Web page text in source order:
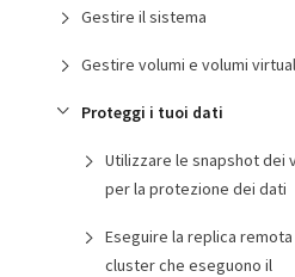
Gestire il sistema
Gestire volumi e volumi
Proteggi i tuoi dati
Utilizzare le snapshot dei
per la protezione dei dati
Eseguire la replica
cluster che eseguono il